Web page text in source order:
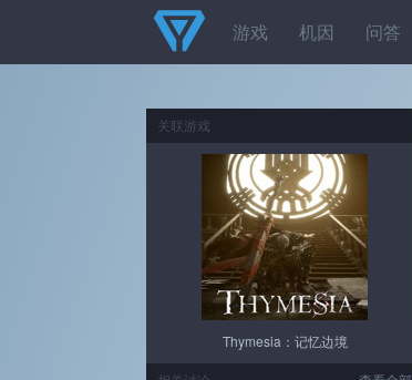
游戏 机因 问答
关联游戏
Thymesia：记忆边境